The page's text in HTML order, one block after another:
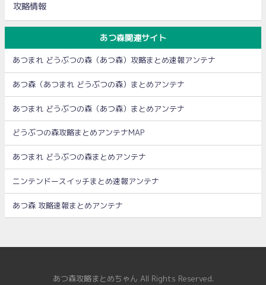
攻略情報
あつ森関連サイト
あつまれ どうぶつの森（あつ森）攻略まとめ速報アンテナ
あつ森（あつまれ どうぶつの森）まとめアンテナ
あつまれ どうぶつの森（あつ森）まとめアンテナ
どうぶつの森攻略まとめアンテナMAP
あつまれ どうぶつの森まとめアンテナ
ニンテンドースイッチまとめ速報アンテナ
あつ森 攻略速報まとめアンテナ
あつ森攻略まとめちゃん All Rights Reserved.